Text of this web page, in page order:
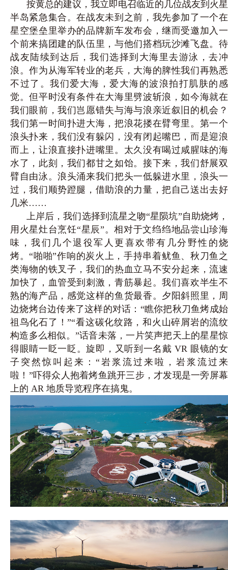
按黄总的建议，我立即电召临近的几位战友到火星
半岛紧急集合。在战友未到之前，我先参加了一个在
星空堡垒里举办的品牌新车发布会，继而受邀加入一
个前来搞团建的队伍里，与他们搭档玩沙滩飞盘。待
战友陆续到达后，我们选择到大海里去游泳，去冲
浪。作为从海军转业的老兵，大海的脾性我们再熟悉
不过了。我们爱大海，爱大海的波浪拍打肌肤的感
觉。但平时没有条件在大海里劈波斩浪，如今海就在
我们眼前，我们岂愿错失与海与浪亲近叙旧的机会？
我们第一时间扑进大海，把浪花搂在臂弯里。第一个
浪头扑来，我们没有躲闪，没有闭起嘴巴，而是迎浪
而上，让浪直接扑进嘴里。太久没有喝过咸腥味的海
水了，此刻，我们都甘之如饴。接下来，我们舒展双
臂自由泳。浪头涌来我们把头一低躲进水里，浪头一
过，我们顺势蹬腿，借助浪的力量，把自己送出去好
几米……
上岸后，我们选择到流星之吻“星陨坑”自助烧烤，
用火星灶台烹饪“星辰”。相对于文绉绉地品尝山珍海
味，我们几个退役军人更喜欢带有几分野性的烧
烤。“啪啪”作响的炭火上，手持串着鱿鱼、秋刀鱼之
类海物的铁叉子，我们的热血立马不安分起来，流速
加快了，血管受到刺激，青筋暴起。我们喜欢半生不
熟的海产品，感觉这样的鱼货最香。夕阳斜照里，周
边烧烤台边传来了这样的对话：“瞧你把秋刀鱼烤成始
祖鸟化石了！”“看这碳化纹路，和火山碎屑岩的流纹
构造多么相似。”话音未落，一片笑声把天上的星星惊
得眼睛一眨一眨。旋即，又听到一名戴 VR 眼镜的女
子突然惊叫起来：“岩浆流过来啦，岩浆流过来
啦！”吓得众人抱着烤鱼跳开三步，才发现是一旁屏幕
上的 AR 地质导览程序在搞鬼。